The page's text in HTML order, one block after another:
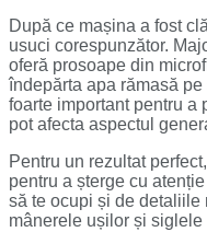
După ce mașina a fost
usuci corespunzător.
oferă prosoape din
îndepărta apa rămasă
foarte important pentru a
pot afecta aspectul
Pentru un rezultat
pentru a șterge cu
să te ocupi și de detaliile
mânerele ușilor și siglele